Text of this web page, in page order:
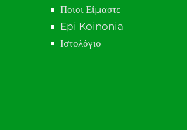
Ποιοι Είμαστε
Epi Koinonia
Ιστολόγιο